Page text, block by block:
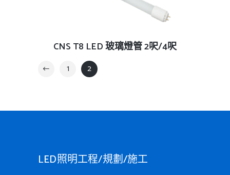
查看內容
CNS T8 LED 玻璃燈管 2呎/4呎
1 2
LED照明工程/規劃/施工